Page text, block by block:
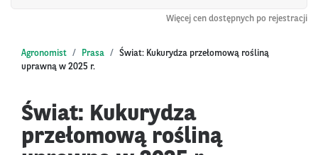
Więcej cen dostępnych po rejestracji
Agronomist Prasa
Świat: Kukurydza przełomową rośliną
uprawną w 2025 r.
Świat: Kukurydza
przełomową rośliną